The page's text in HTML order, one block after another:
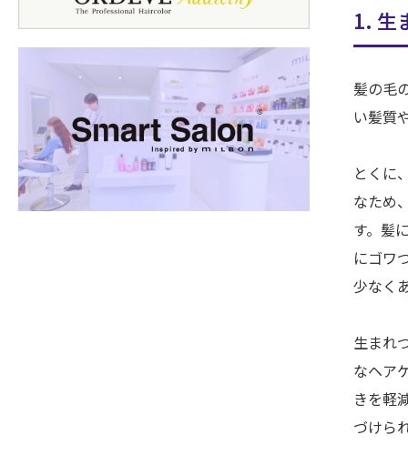
1. 生
髪の毛
い髪質
とくに
なため
す。髪
にゴワ
少なく
生まれ
なヘア
きを軽
づけら